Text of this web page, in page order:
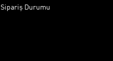
Sipariş Durumu